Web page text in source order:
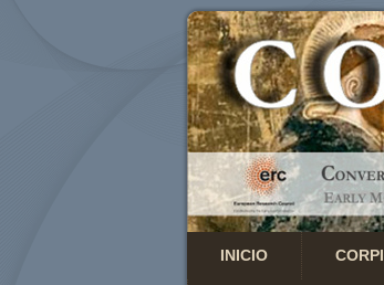
INICIO CORPI